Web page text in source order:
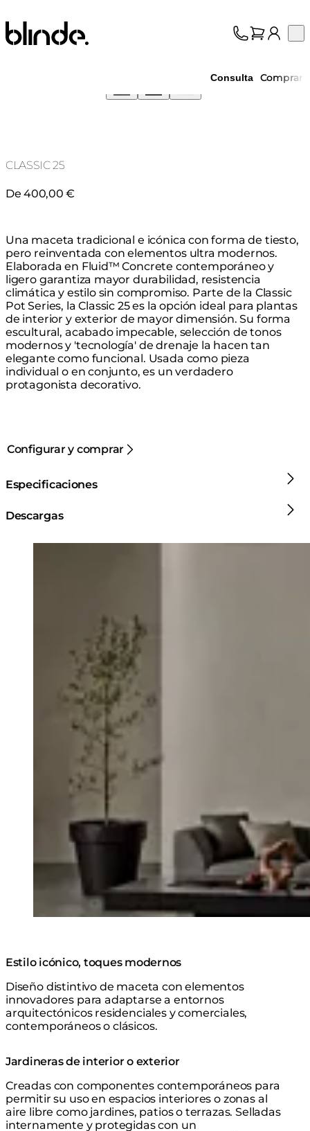
Blinde Design
Profesionales
Consulta Comprar
CLASSIC 25
De 400,00 €
Una maceta tradicional e icónica con forma de tiesto,
pero reinventada con elementos ultra modernos.
Elaborada en Fluid™ Concrete contemporáneo y
ligero garantiza mayor durabilidad, resistencia
climática y estilo sin compromiso. Parte de la Classic
Pot Series, la Classic 25 es la opción ideal para plantas
de interior y exterior de mayor dimensión. Su forma
escultural, acabado impecable, selección de tonos
modernos y 'tecnología' de drenaje la hacen tan
elegante como funcional. Usada como pieza
individual o en conjunto, es un verdadero
protagonista decorativo.
Configurar y comprar
Especificaciones
Descargas
Estilo icónico, toques modernos
Diseño distintivo de maceta con elementos
innovadores para adaptarse a entornos
arquitectónicos residenciales y comerciales,
contemporáneos o clásicos.
Jardineras de interior o exterior
Creadas con componentes contemporáneos para
permitir su uso en espacios interiores o zonas al
aire libre como jardines, patios o terrazas. Selladas
internamente y protegidas con un